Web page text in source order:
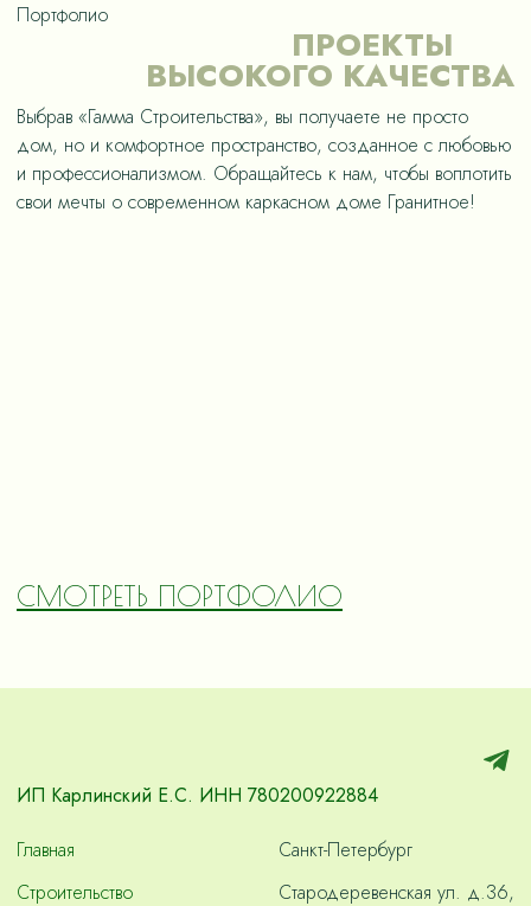
Портфолио
ПРОЕКТЫ
ВЫСОКОГО КАЧЕСТВА
Выбрав «Гамма Строительства», вы получаете не просто
дом, но и комфортное пространство, созданное с любовью
и профессионализмом. Обращайтесь к нам, чтобы воплотить
свои мечты о современном каркасном доме Гранитное!
СМОТРЕТЬ ПОРТФОЛИО
ИП Карлинский Е.С. ИНН 780200922884
Главная
Строительство
Санкт-Петербург
Стародеревенская ул. д.36,